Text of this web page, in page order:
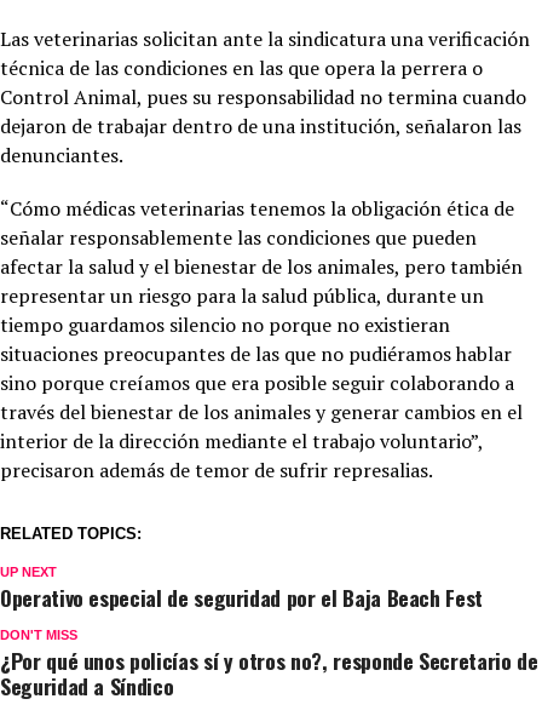
Las veterinarias solicitan ante la sindicatura una verificación
técnica de las condiciones en las que opera la perrera o
Control Animal, pues su responsabilidad no termina cuando
dejaron de trabajar dentro de una institución, señalaron las
denunciantes.
“Cómo médicas veterinarias tenemos la obligación ética de
señalar responsablemente las condiciones que pueden
afectar la salud y el bienestar de los animales, pero también
representar un riesgo para la salud pública, durante un
tiempo guardamos silencio no porque no existieran
situaciones preocupantes de las que no pudiéramos hablar
sino porque creíamos que era posible seguir colaborando a
través del bienestar de los animales y generar cambios en el
interior de la dirección mediante el trabajo voluntario”,
precisaron además de temor de sufrir represalias.
RELATED TOPICS:
UP NEXT
Operativo especial de seguridad por el Baja Beach Fest
DON'T MISS
¿Por qué unos policías sí y otros no?, responde Secretario de
Seguridad a Síndico